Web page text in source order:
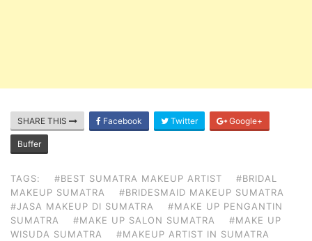
SHARE THIS Facebook Twitter Google+
Buffer
TAGS: #BEST SUMATRA MAKEUP ARTIST
#BRIDAL
MAKEUP SUMATRA
#BRIDESMAID MAKEUP SUMATRA
#JASA MAKEUP DI SUMATRA
#MAKE UP PENGANTIN
SUMATRA
#MAKE UP SALON SUMATRA
#MAKE UP
WISUDA SUMATRA
#MAKEUP ARTIST IN SUMATRA